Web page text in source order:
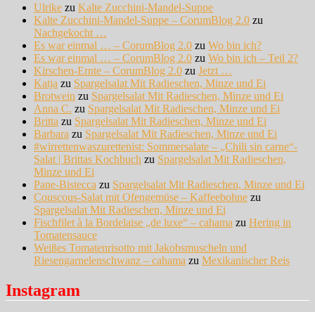
Ulrike zu Kalte Zucchini-Mandel-Suppe
Kalte Zucchini-Mandel-Suppe – CorumBlog 2.0 zu
Nachgekocht …
Es war einmal … – CorumBlog 2.0 zu Wo bin ich?
Es war einmal … – CorumBlog 2.0 zu Wo bin ich – Teil 2?
Kirschen-Ernte – CorumBlog 2.0 zu Jetzt …
Katja zu Spargelsalat Mit Radieschen, Minze und Ei
Brotwein zu Spargelsalat Mit Radieschen, Minze und Ei
Anna C. zu Spargelsalat Mit Radieschen, Minze und Ei
Britta zu Spargelsalat Mit Radieschen, Minze und Ei
Barbara zu Spargelsalat Mit Radieschen, Minze und Ei
#wirrettenwaszurettenist: Sommersalate – „Chili sin carne“-
Salat | Brittas Kochbuch zu Spargelsalat Mit Radieschen,
Minze und Ei
Pane-Bistecca zu Spargelsalat Mit Radieschen, Minze und Ei
Couscous-Salat mit Ofengemüse – Kaffeebohne zu
Spargelsalat Mit Radieschen, Minze und Ei
Fischfilet à la Bordelaise „de luxe“ – cahama zu Hering in
Tomatensauce
Weißes Tomatenrisotto mit Jakobsmuscheln und
Riesengarnelenschwanz – cahama zu Mexikanischer Reis
Instagram